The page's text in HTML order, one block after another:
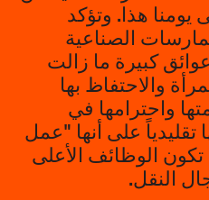
هذا. وتؤكد
الصناعية
كبيرة ما زالت
والاحتفاظ بها
واحترامها في
تقليدياً على أنها "عمل
تكون الوظائف الأعلى
النقل.